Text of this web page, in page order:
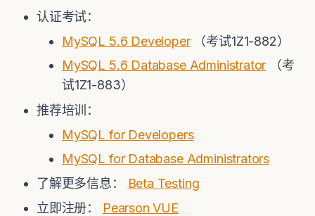
认证考试：
MySQL 5.6 Developer（考试1Z1-882）​
MySQL 5.6 Database Administrator （考
试1Z1-883）
推荐培训： ​
MySQL for Developers​
MySQL for Database Administrators
了解更多信息：
Beta Testing
立即注册： Pearson VUE